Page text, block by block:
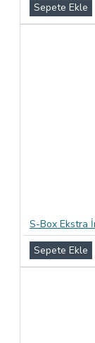
Sepete Ekle
Sepete Ekle